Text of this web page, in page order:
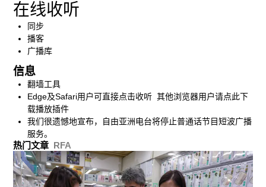
在线收听
同步
播客
广播库
信息
翻墙工具
Edge及Safari用户可直接点击收听 其他浏览器用户请点此下
载播放插件
我们很遗憾地宣布，自由亚洲电台将停止普通话节目短波广播
服务。
热门文章 RFA